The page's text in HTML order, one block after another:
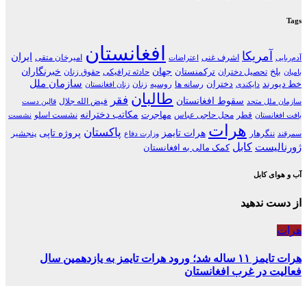
Tags
آدم‌ربایی آمریکا اشرف غنی اعتراضات افغانستان امیرخان متقی ایران
بامیان بلخ تحصیل دختران ترکمنستان جهان حادثه ترافیکی حقوق زنان خبرنگاران
خط دیورند دایکندی دختران رسانه ها روسیه زنان زنان افغانستان سازمان ملل
سازمان ملل متحد سقوط افغانستان طالبان فقر فیض الله جلال قالین دست
بافت افغانستان قطر محل حاجی عباس مهاجرت مکاتب دخترانه نشست اسلو نشست
سمرقند ننگرهار هرات هرات تایمز وزارت دفاع پاکستان پروژه تاپی پنجشیر
ژورنالیست کابل کمک مالی به افغانستان
آب و هوای کابل
از دست ندهید
هرات
هرات تایمز ۱۱ ساله شد؛ ورود هرات تایمز به یازدهمین سال
فعالیت در غرب افغانستان